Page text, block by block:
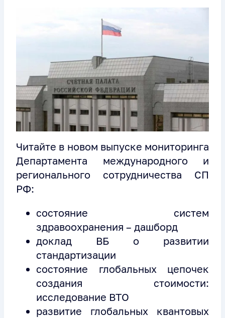
Читайте в новом выпуске мониторинга
Департамента международного и
регионального сотрудничества СП
РФ:
состояние систем
здравоохранения – дашборд
доклад ВБ о развитии
стандартизации
состояние глобальных цепочек
создания стоимости:
исследование ВТО
развитие глобальных квантовых